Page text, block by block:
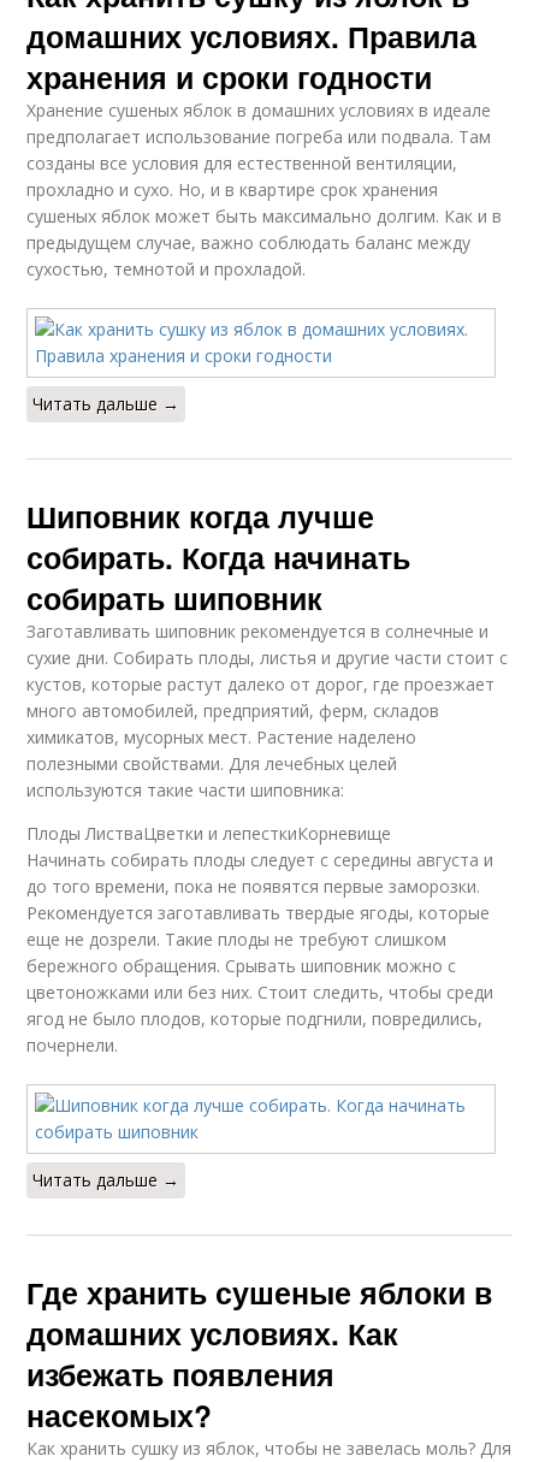
домашних условиях. Правила
хранения и сроки годности
Хранение сушеных яблок в домашних условиях в идеале
предполагает использование погреба или подвала. Там
созданы все условия для естественной вентиляции,
прохладно и сухо. Но, и в квартире срок хранения
сушеных яблок может быть максимально долгим. Как и в
предыдущем случае, важно соблюдать баланс между
сухостью, темнотой и прохладой.
Читать дальше →
Шиповник когда лучше
собирать. Когда начинать
собирать шиповник
Заготавливать шиповник рекомендуется в солнечные и
сухие дни. Собирать плоды, листья и другие части стоит с
кустов, которые растут далеко от дорог, где проезжает
много автомобилей, предприятий, ферм, складов
химикатов, мусорных мест. Растение наделено
полезными свойствами. Для лечебных целей
используются такие части шиповника:
Плоды ЛистваЦветки и лепесткиКорневище
Начинать собирать плоды следует с середины августа и
до того времени, пока не появятся первые заморозки.
Рекомендуется заготавливать твердые ягоды, которые
еще не дозрели. Такие плоды не требуют слишком
бережного обращения. Срывать шиповник можно с
цветоножками или без них. Стоит следить, чтобы среди
ягод не было плодов, которые подгнили, повредились,
почернели.
Читать дальше →
Где хранить сушеные яблоки в
домашних условиях. Как
избежать появления
насекомых?
Как хранить сушку из яблок, чтобы не завелась моль? Для